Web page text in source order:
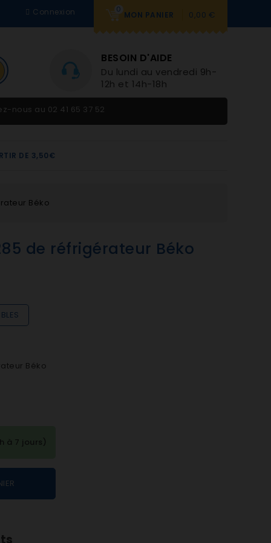
0
MON PANIER 0,00 €
Connexion
BESOIN D'AIDE
Du lundi au vendredi 9h-
12h et 14h-18h
nous au 02 41 65 37 52
DE 3,50€
Béko
de réfrigérateur Béko
Béko
à 7 jours)